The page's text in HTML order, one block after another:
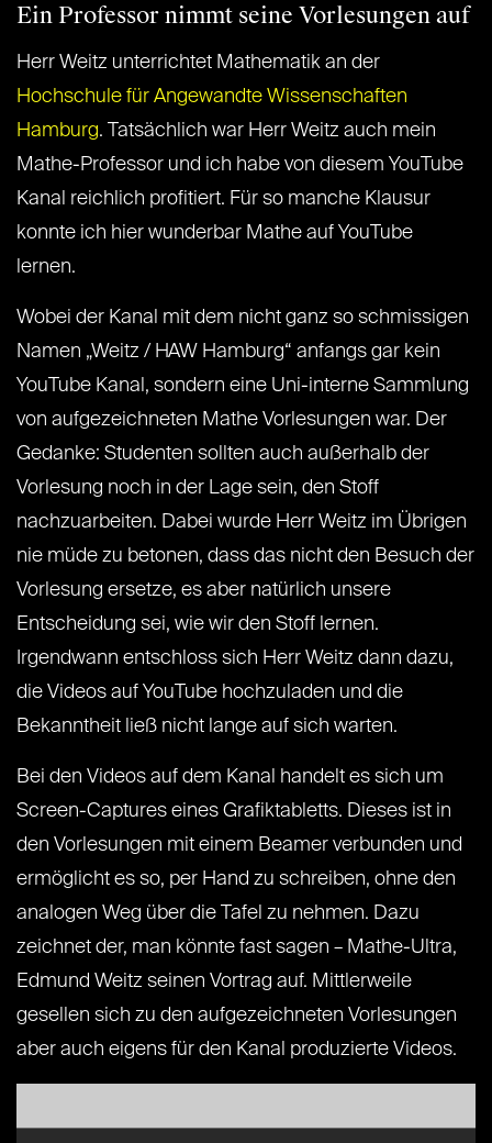
Ein Professor nimmt seine Vorlesungen auf
Herr Weitz unterrichtet Mathematik an der
Hochschule für Angewandte Wissenschaften
Hamburg. Tatsächlich war Herr Weitz auch mein
Mathe-Professor und ich habe von diesem YouTube
Kanal reichlich profitiert. Für so manche Klausur
konnte ich hier wunderbar Mathe auf YouTube
lernen.
Wobei der Kanal mit dem nicht ganz so schmissigen
Namen „Weitz / HAW Hamburg“ anfangs gar kein
YouTube Kanal, sondern eine Uni-interne Sammlung
von aufgezeichneten Mathe Vorlesungen war. Der
Gedanke: Studenten sollten auch außerhalb der
Vorlesung noch in der Lage sein, den Stoff
nachzuarbeiten. Dabei wurde Herr Weitz im Übrigen
nie müde zu betonen, dass das nicht den Besuch der
Vorlesung ersetze, es aber natürlich unsere
Entscheidung sei, wie wir den Stoff lernen.
Irgendwann entschloss sich Herr Weitz dann dazu,
die Videos auf YouTube hochzuladen und die
Bekanntheit ließ nicht lange auf sich warten.
Bei den Videos auf dem Kanal handelt es sich um
Screen-Captures eines Grafiktabletts. Dieses ist in
den Vorlesungen mit einem Beamer verbunden und
ermöglicht es so, per Hand zu schreiben, ohne den
analogen Weg über die Tafel zu nehmen. Dazu
zeichnet der, man könnte fast sagen – Mathe-Ultra,
Edmund Weitz seinen Vortrag auf. Mittlerweile
gesellen sich zu den aufgezeichneten Vorlesungen
aber auch eigens für den Kanal produzierte Videos.